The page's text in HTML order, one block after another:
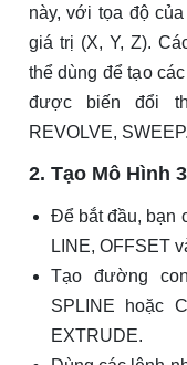
này, với tọa độ
giá trị (X, Y, Z).
thể dùng để tạo
được biến đổi
REVOLVE, SWEEP.
2. Tạo Mô Hình
Để bắt đầu, bạn
LINE, OFFSET
Tạo đường
SPLINE hoặc
EXTRUDE.